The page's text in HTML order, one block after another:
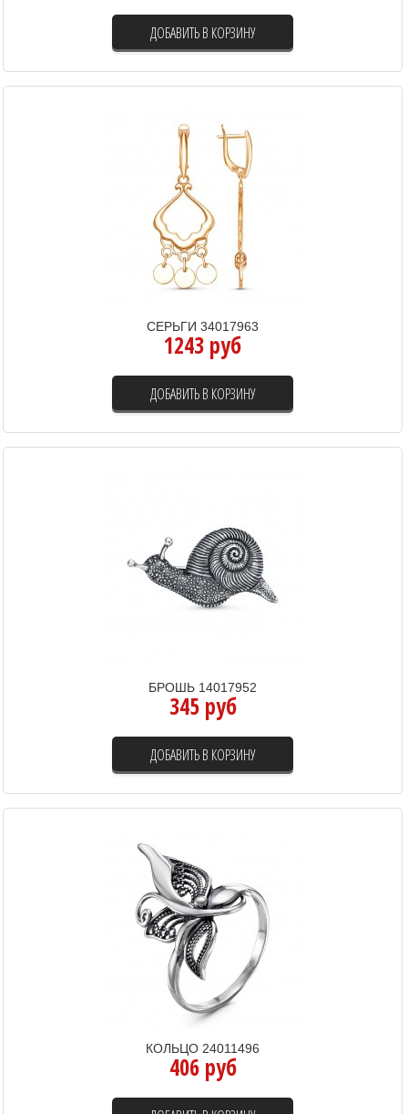
ДОБАВИТЬ В КОРЗИНУ
СЕРЬГИ 34017963
1243 руб
ДОБАВИТЬ В КОРЗИНУ
БРОШЬ 14017952
345 руб
ДОБАВИТЬ В КОРЗИНУ
КОЛЬЦО 24011496
406 руб